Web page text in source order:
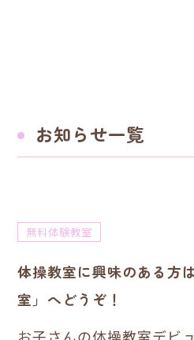
お知らせ一覧
無料体験教室
体操教室に興味のある方
室」へどうぞ！